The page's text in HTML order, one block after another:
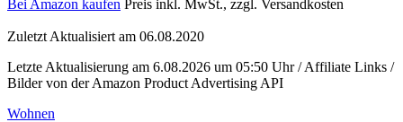
Bei Amazon kaufen Preis inkl. MwSt., zzgl. Versandkosten
Zuletzt Aktualisiert am 06.08.2020
Letzte Aktualisierung am 6.08.2026 um 05:50 Uhr / Affiliate Links /
Bilder von der Amazon Product Advertising API
Wohnen